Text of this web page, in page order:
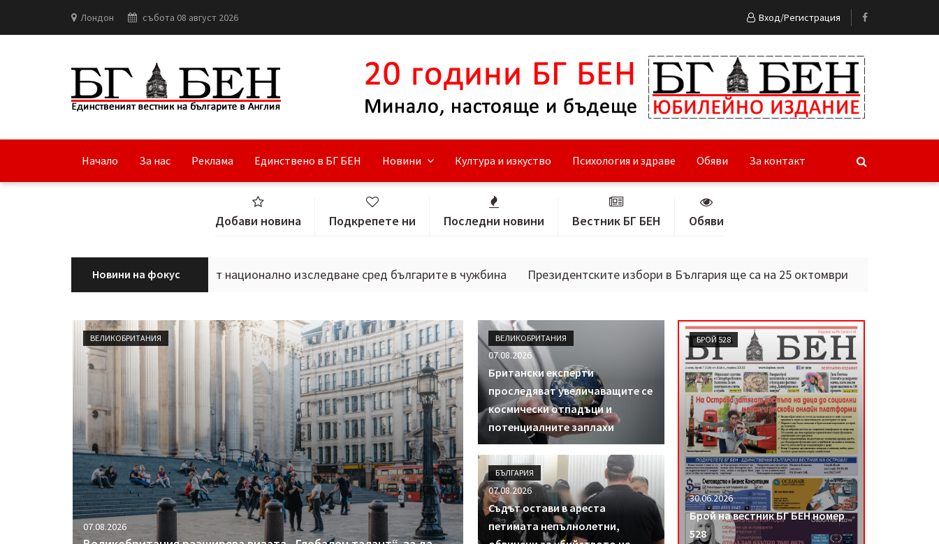
Лондон събота 08 август 2026 Вход/Регистрация
Начало За нас Реклама Единствено в БГ БЕН Новини Култура и изкуство Психология и здраве Обяви За контакт
Добави новина Подкрепете ни Последни новини Вестник БГ БЕН Обяви
Новини на фокус
и сдружение „ДНК“ започват национално изследване сред българите в чужбина Президентските избори в България ще са на 25 октомври Тясно
ВЕЛИКОБРИТАНИЯ
07.08.2026
ВЕЛИКОБРИТАНИЯ
07.08.2026
Британски експерти
проследяват увеличаващите се
космически отпадъци и
потенциалните заплахи
БЪЛГАРИЯ
07.08.2026
Съдът остави в ареста
петимата непълнолетни,
БРОЙ 528
30.06.2026
Брой на вестник БГ БЕН номер
528